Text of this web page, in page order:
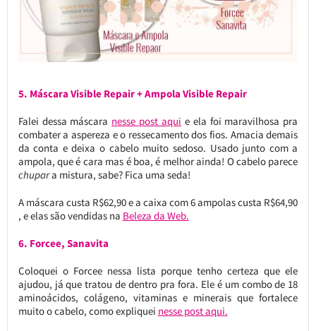
5. Máscara Visible Repair + Ampola Visible Repair
Falei dessa máscara nesse post aqui e ela foi maravilhosa pra
combater a aspereza e o ressecamento dos fios. Amacia demais
da conta e deixa o cabelo muito sedoso. Usado junto com a
ampola, que é cara mas é boa, é melhor ainda! O cabelo parece
chupara mistura, sabe? Fica uma seda!
A máscara custa R$62,90 e a caixa com 6 ampolas custa R$64,90
, e elas são vendidas na Beleza da Web.
6. Forcee, Sanavita
Coloquei o Forcee nessa lista porque tenho certeza que ele
ajudou, já que tratou de dentro pra fora. Ele é um combo de 18
aminoácidos, colágeno, vitaminas e minerais que fortalece
muito o cabelo, como expliquei nesse post aqui.